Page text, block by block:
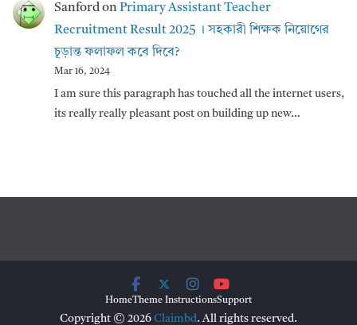
SanfordonPrimary Assistant Teacher
Recruitment Result 2025 । সহকারী শিক্ষক নিয়োগের
চূড়ান্ত ফলাফল কবে দিবে?
Mar 16, 2024
I am sure this paragraph has touched all the internet users,
its really really pleasant post on building up new…
HomeTheme InstructionsSupport
Copyright © 2026 Claimbd . All rights reserved.